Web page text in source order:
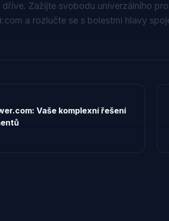
Zažijte svobodu univerzálního
a rozlučte se s bolestmi hlavy
Vaše komplexní řešení